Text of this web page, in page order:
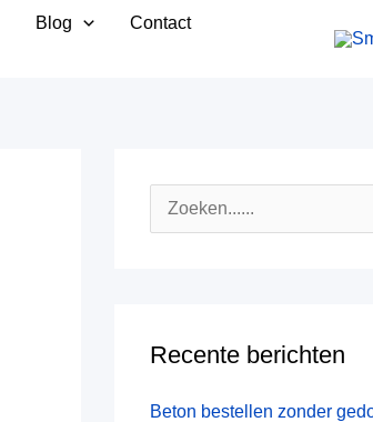
Blog
Contact
n
Recente berichten
Beton bestellen zonder